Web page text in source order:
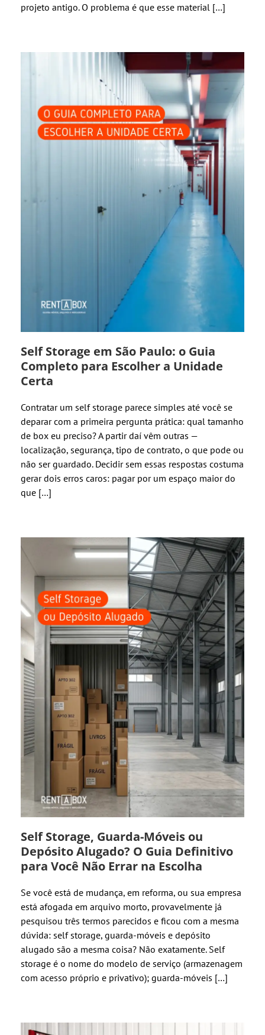
projeto antigo. O problema é que esse material […]
Self Storage em São Paulo: o Guia
Completo para Escolher a Unidade
Certa
Contratar um self storage parece simples até você se
deparar com a primeira pergunta prática: qual tamanho
de box eu preciso? A partir daí vêm outras —
localização, segurança, tipo de contrato, o que pode ou
não ser guardado. Decidir sem essas respostas costuma
gerar dois erros caros: pagar por um espaço maior do
que […]
Self Storage, Guarda-Móveis ou
Depósito Alugado? O Guia Definitivo
para Você Não Errar na Escolha
Se você está de mudança, em reforma, ou sua empresa
está afogada em arquivo morto, provavelmente já
pesquisou três termos parecidos e ficou com a mesma
dúvida: self storage, guarda-móveis e depósito
alugado são a mesma coisa? Não exatamente. Self
storage é o nome do modelo de serviço (armazenagem
com acesso próprio e privativo); guarda-móveis […]